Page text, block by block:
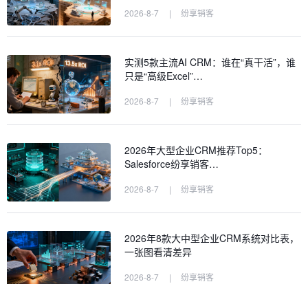
2026-8-7 | 纷享销客
实测5款主流AI CRM：谁在“真干活”，谁
只是“高级Excel”…
2026-8-7 | 纷享销客
2026年大型企业CRM推荐Top5：
Salesforce纷享销客…
2026-8-7 | 纷享销客
2026年8款大中型企业CRM系统对比表，
一张图看清差异
2026-8-7 | 纷享销客